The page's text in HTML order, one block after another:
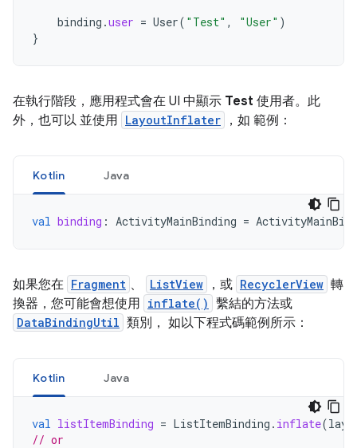
binding .user = User( "Test" , "User" )
}
在執行階段，應用程式會在 UI 中顯示 Test 使用者。此
外，也可以 並使用 LayoutInflater ，如 範例：
Kotlin Java
val binding : ActivityMainBinding =
如果您在 Fragment 、 ListView ，或 RecyclerView 轉
換器，您可能會想使用 inflate() 繫結的方法或
DataBindingUtil 類別， 如以下程式碼範例所示：
Kotlin Java
val listItemBinding = ListItemBinding . inflate(
// or